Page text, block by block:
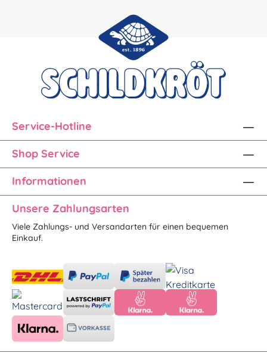
Service-Hotline
Shop Service
Informationen
Unsere Zahlungsarten
Viele Zahlungs- und Versandarten für einen bequemen
Einkauf.